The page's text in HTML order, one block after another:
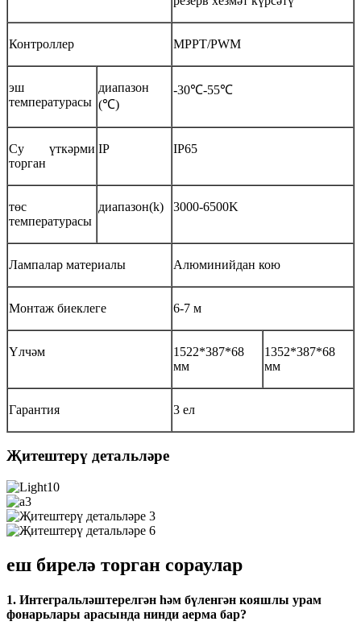
Контроллер MPPT/PWM
эш
температурасы
диапазон
(℃)
-30℃-55℃
Су үткәрми
торган
IP IP65
төс
температурасы
диапазон(k) 3000-6500K
Лампалар материалы Алюминийдан кою
Монтаж биеклеге 6-7 м
Үлчәм
1522*387*68
мм
1352*387*68
мм
Гарантия 3 ел
Җитештерү детальләре
еш бирелә торган сораулар
1. Интегральләштерелгән һәм бүленгән кояшлы урам
фонарьлары арасында нинди аерма бар?